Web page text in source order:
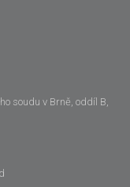
soudu v Brně, oddíl B,